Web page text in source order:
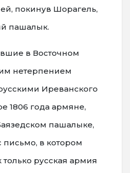
покинув Шорагель,
пашалык.
в Восточном
нетерпением
Иреванского
1806 года армяне,
пашалыке,
в котором
только русская армия